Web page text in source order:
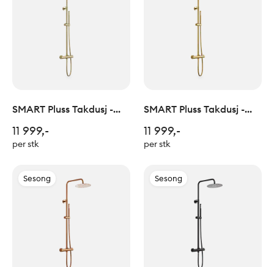
SMART Pluss Takdusj -
11 999,-
per stk
SMART Pluss Takdusj -
11 999,-
per stk
Sesong Sesong